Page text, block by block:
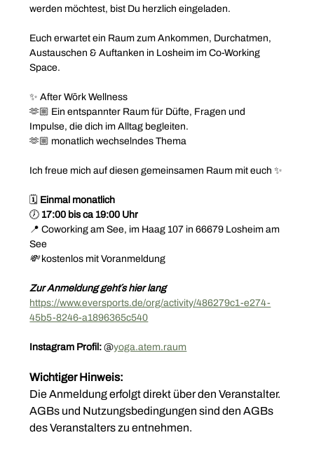
werden möchtest, bist Du herzlich eingeladen.
Euch erwartet ein Raum zum Ankommen, Durchatmen,
Austauschen & Auftanken in Losheim im Co-Working
Space.
✨ After Wōrk Wellness
🫶🏼 Ein entspannter Raum für Düfte, Fragen und
Impulse, die dich im Alltag begleiten.
🫶🏼 monatlich wechselndes Thema
Ich freue mich auf diesen gemeinsamen Raum mit euch ✨
🗓️ Einmal monatlich
🕖 17:00 bis ca 19:00 Uhr
📍 Coworking am See, im Haag 107 in 66679 Losheim am
See
💸 kostenlos mit Voranmeldung
Zur Anmeldung geht´s hier lang
https://www.eversports.de/org/activity/486279c1-e274-
45b5-8246-a1896365c540
Instagram Profil: @yoga.atem.raum
Wichtiger Hinweis:
Die Anmeldung erfolgt direkt über den Veranstalter.
AGBs und Nutzungsbedingungen sind den AGBs
des Veranstalters zu entnehmen.